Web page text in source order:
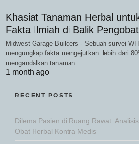
Khasiat Tanaman Herbal
Fakta Ilmiah di Balik
Midwest Garage Builders - Sebuah survei
mengungkap fakta mengejutkan: lebih dari
mengandalkan tanaman…
1 month ago
RECENT POSTS
Dilema Pasien di Ruang Rawat:
Obat Herbal Kontra Medis